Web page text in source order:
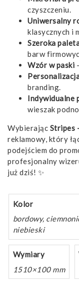
czyszczeniu.
Uniwersalny
klasycznych i
Szeroka
barw
Wzór w paski
branding.
Indywidualne
wieszak
Wybierając Stripes
reklamowy, który
podejściem do
profesjonalny
już dziś! ✨
Kolor
bordowy,
niebieski
Wymiary
1510×100 mm